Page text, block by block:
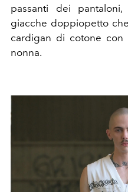
passanti dei
giacche doppiopetto
cardigan di cotone con
nonna.